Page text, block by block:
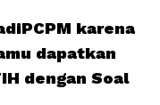
karena
dapatkan
dengan Soal